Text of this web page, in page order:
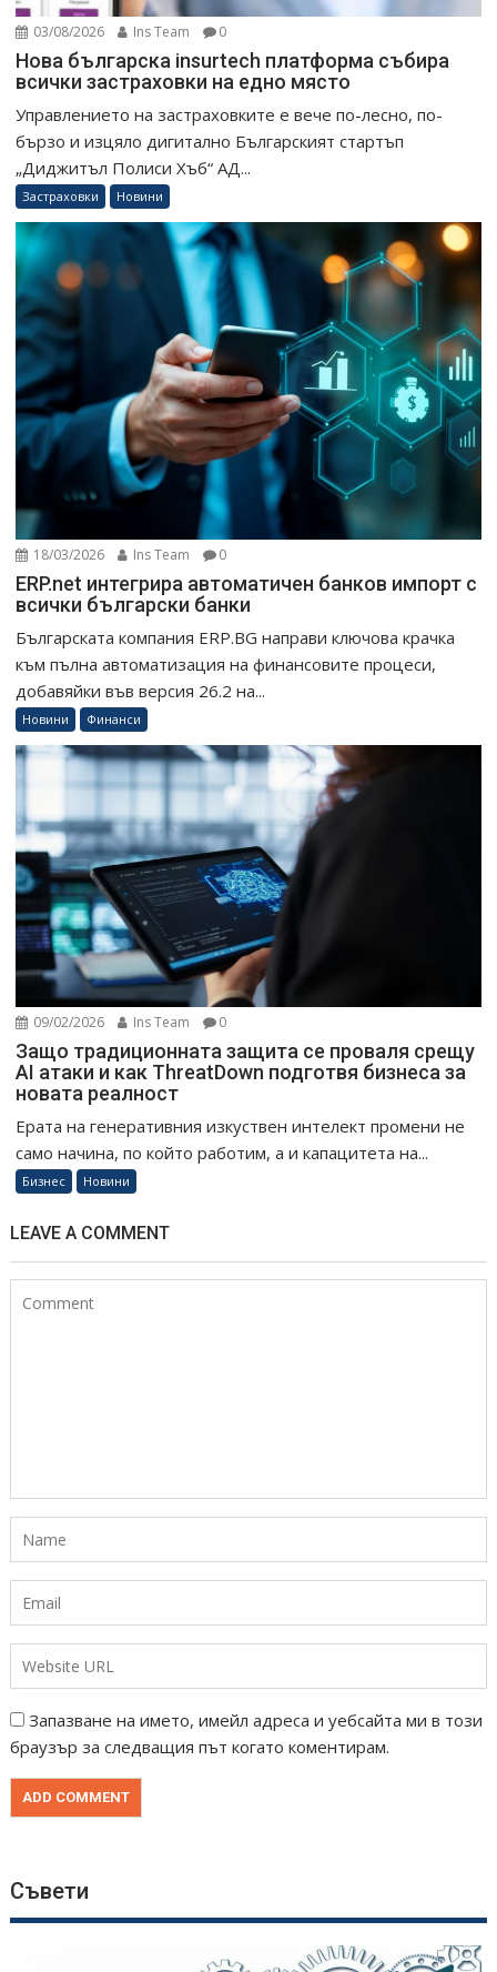
03/08/2026 Ins Team 0
Нова българска insurtech платформа събира
всички застраховки на едно място
Управлението на застраховките е вече по-лесно, по-
бързо и изцяло дигитално Българският стартъп
„Диджитъл Полиси Хъб“ АД...
Застраховки Новини
18/03/2026 Ins Team 0
ERP.net интегрира автоматичен банков импорт с
всички български банки
Българската компания ERP.BG направи ключова крачка
към пълна автоматизация на финансовите процеси,
добавяйки във версия 26.2 на...
Новини Финанси
09/02/2026 Ins Team 0
Защо традиционната защита се проваля срещу
AI атаки и как ThreatDown подготвя бизнеса за
новата реалност
Ерата на генеративния изкуствен интелект промени не
само начина, по който работим, а и капацитета на...
Бизнес Новини
LEAVE A COMMENT
Запазване на името, имейл адреса и уебсайта ми в този
браузър за следващия път когато коментирам.
Съвети